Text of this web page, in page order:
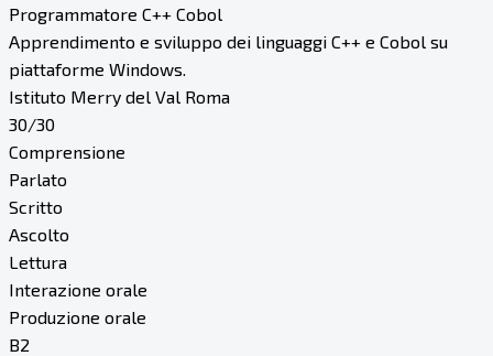
Programmatore C++ Cobol
Apprendimento e sviluppo dei linguaggi C++ e Cobol su
piattaforme Windows.
Istituto Merry del Val Roma
30/30
Comprensione
Parlato
Scritto
Ascolto
Lettura
Interazione orale
Produzione orale
B2